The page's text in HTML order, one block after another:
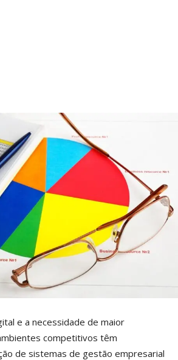
e a necessidade de maior
competitivos têm
de sistemas de gestão empresarial